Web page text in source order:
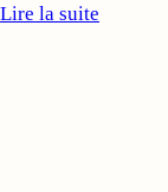
Lire la suite